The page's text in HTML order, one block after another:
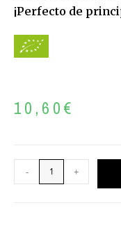
¡Perfecto de
10,60€
- +